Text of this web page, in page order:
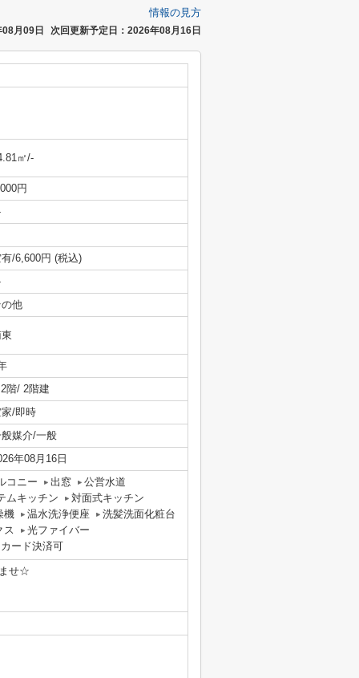
情報の見方
月09日 次回更新予定日：2026年08月16日
㎡/-
円
/6,600円 (税込)
他
階/ 2階建
/即時
媒介/一般
年08月16日
コニー
出窓
公営水道
ムキッチン
対面式キッチン
機
温水洗浄便座
洗髪洗面化粧台
ス
光ファイバー
ード決済可
せ☆